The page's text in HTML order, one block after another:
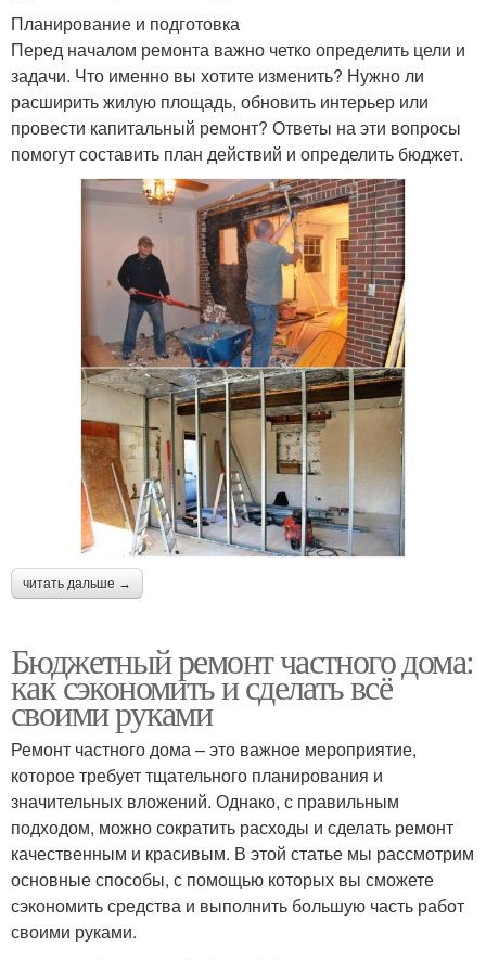
Планирование и подготовка
Перед началом ремонта важно четко определить цели и
задачи. Что именно вы хотите изменить? Нужно ли
расширить жилую площадь, обновить интерьер или
провести капитальный ремонт? Ответы на эти вопросы
помогут составить план действий и определить бюджет.
читать дальше →
Бюджетный ремонт частного дома:
как сэкономить и сделать всё
своими руками
Ремонт частного дома – это важное мероприятие,
которое требует тщательного планирования и
значительных вложений. Однако, с правильным
подходом, можно сократить расходы и сделать ремонт
качественным и красивым. В этой статье мы рассмотрим
основные способы, с помощью которых вы сможете
сэкономить средства и выполнить большую часть работ
своими руками.